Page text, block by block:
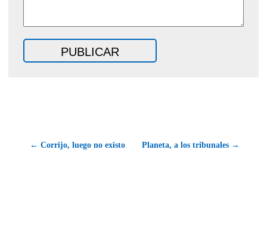
← Corrijo, luego no existo Planeta, a los tribunales →